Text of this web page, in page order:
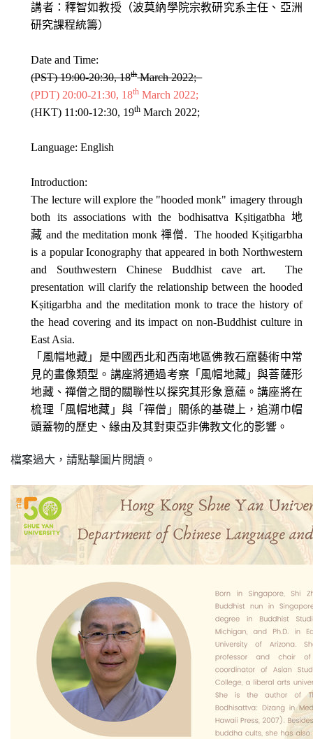
講者：釋智如教授（波莫納學院宗教研究系主任、 亞洲
研究課程統籌）
Date and Time:
(PST) 19:00-20:30, 18thMarch 2022;
(PDT) 20:00-21:30, 18th March 2022;
(HKT) 11:00-12:30, 19th March 2022;
Language: English
Introduction:
The lecture will explore the "hooded monk" imagery through
both its associations with the bodhisattva Kṣitigatbha地
藏 and the meditation monk 禪僧. The hooded Kṣitigarbha
is a popular Iconography that appeared in both Northwestern
and Southwestern Chinese Buddhist cave art. The
presentation will clarify the relationship between the hooded
Kṣitigarbha and the meditation monk to trace the history of
the head covering and its impact on non-Buddhist culture in
East Asia.
「風帽地藏」 是中國西北和西南地區佛教石窟藝術中常
見的畫像類型。 講座將通過考察「風帽地藏」與菩薩形
地藏、 禪僧之間的關聯性以探究其形象意藴。講座將在
梳理「風帽地藏」 與「禪僧」關係的基礎上，追溯巾帽
頭蓋物的歷史、緣由及其對東亞非佛教文化的影響。
檔案過大，請點擊圖片閱讀。